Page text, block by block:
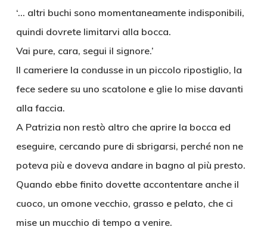
‘… altri buchi sono momentaneamente indisponibili,
quindi dovrete limitarvi alla bocca.
Vai pure, cara, segui il signore.’
Il cameriere la condusse in un piccolo ripostiglio, la
fece sedere su uno scatolone e glie lo mise davanti
alla faccia.
A Patrizia non restò altro che aprire la bocca ed
eseguire, cercando pure di sbrigarsi, perché non ne
poteva più e doveva andare in bagno al più presto.
Quando ebbe finito dovette accontentare anche il
cuoco, un omone vecchio, grasso e pelato, che ci
mise un mucchio di tempo a venire.